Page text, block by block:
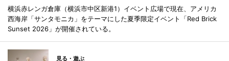
横浜赤レンガ倉庫（横浜市中区新港1）イベント広場で現在、アメリカ
西海岸「サンタモニカ」をテーマにした夏季限定イベント「Red Brick
Sunset 2026」が開催されている。
見る・遊ぶ